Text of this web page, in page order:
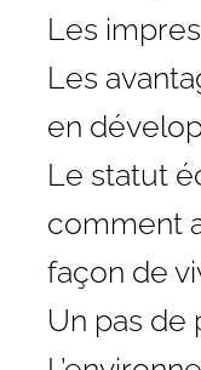
Les
Les
en
Le statut
comment
façon de
Un pas de